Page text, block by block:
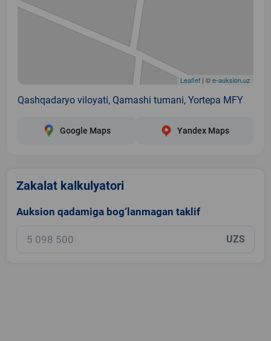
Leaflet | ©e-auksion.uz
Qashqadaryo viloyati, Qamashi tumani, Yortepa MFY
Google Maps Yandex Maps
Zakalat kalkulyatori
Auksion qadamiga bog‘lanmagan taklif
UZS